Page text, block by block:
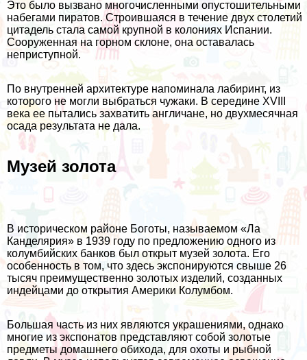
Это было вызвано многочисленными опустошительными
набегами пиратов. Строившаяся в течение двух столетий
цитадель стала самой крупной в колониях Испании.
Сооруженная на горном склоне, она оставалась
неприступной.
По внутренней архитектуре напоминала лабиринт, из
которого не могли выбраться чужаки. В середине XVIII
века ее пытались захватить англичане, но двухмесячная
осада результата не дала.
Музей золота
В историческом районе Боготы, называемом «Ла
Канделярия» в 1939 году по предложению одного из
колумбийских банков был открыт музей золота. Его
особенность в том, что здесь экспонируются свыше 26
тысяч преимущественно золотых изделий, созданных
индейцами до открытия Америки Колумбом.
Большая часть из них являются украшениями, однако
многие из экспонатов представляют собой золотые
предметы домашнего обихода, для охоты и рыбной